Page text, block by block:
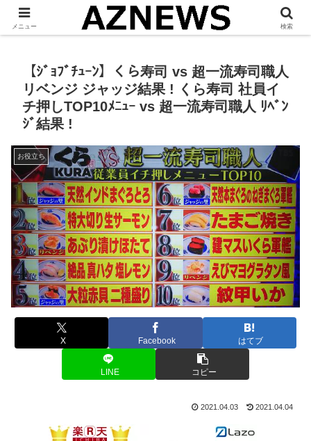
「 見たい・役立つ・面白い 」をお伝えします。
【ｼﾞｮﾌﾞﾁｭｰﾝ】くら寿司 vs 超一流寿司職人
リベンジ ジャッジ結果 ! くら寿司 社員イ
チ押しTOP10ﾒﾆｭｰ vs 超一流寿司職人 ﾘﾍﾞﾝ
ｼﾞ結果 !
お役立ち
X Facebook はてブ
LINE コピー
2021.04.03 2021.04.04
メニュー 検索